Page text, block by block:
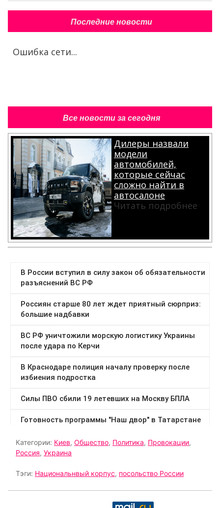
Последние новости
Ошибка сети...
Все новости за сегодня
Дилеры назвали
модели
автомобилей,
которые сейчас
сложно найти в
автосалоне
Читать подробнее
Категории: Киев, Общество, Политика, Провокации,
Россия, Украина
Тэги: Национальнвый корпус, посольство России